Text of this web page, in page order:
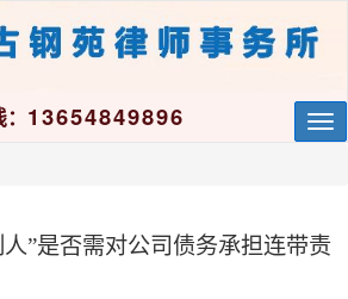
13654849896
”是否需对公司债务承担连带责